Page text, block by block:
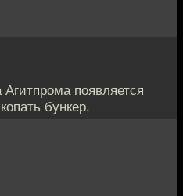
появляется
бункер.